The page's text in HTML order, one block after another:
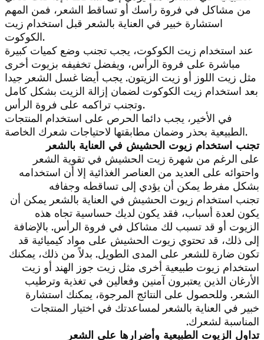
من مشاكل في فروة رأسك أو تساقط الشعر، فمن المهم
استشارة خبير في العناية بالشعر قبل استخدام زيت
الكوكوت.
عند استخدام زيت الكوكوت، يجب تجنب وضع كميات كبيرة
مباشرة على فروة الرأس، ويفضل تخفيفه بزيوت أخرى
مثل زيت اللوز أو زيت الزيتون. يجب أيضا غسل الشعر جيدا
بعد استخدام زيت الكوكوت لضمان إزالة الزيت بشكل كامل
وتجنب تراكمه على فروة الرأس.
في الأخير، يجب دائما الحرص على استخدام المنتجات
الطبيعية بحذر وضمان مطابقتها لاحتياجات شعرك الخاصة.
تجنب استخدام زيوت الحشيش في العناية بالشعر
على الرغم من شهرة زيت الحشيش في تقوية الشعر
واحتوائه على العديد من العناصر الغذائية إلا أن استخدامه
بشكل مفرط يمكن أن يؤدي إلى تساقطه وجفافه
تجنب استخدام زيوت الحشيش في العناية بالشعر يمكن أن
يكون لعدة أسباب، فقد يكون لديك حساسية تجاه هذه
الزيوت أو قد تسبب لك مشاكل في فروة الرأس. بالإضافة
إلى ذلك، قد تحتوي زيوت الحشيش على مواد كيميائية قد
تكون ضارة للشعر على المدى الطويل. بدلاً من ذلك، يمكنك
استخدام زيوت طبيعية أخرى مثل زيت جوز الهند أو زيت
الأرغان الذين يعتبرون آمنين وفعالين في تغذية وترطيب
الشعر. وللحصول على النتائج المرجوة، يمكنك استشارة
خبير في العناية بالشعر لمساعدتك في اختيار المنتجات
المناسبة لشعرك.
تداول الزيوت الطبيعية وأضرارها على الشعر